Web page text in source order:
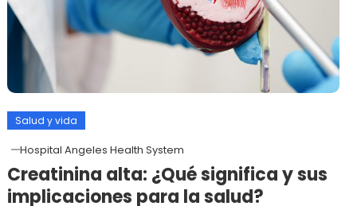
Salud y vida
Hospital Angeles Health System
Creatinina alta: ¿Qué significa y sus
implicaciones para la salud?